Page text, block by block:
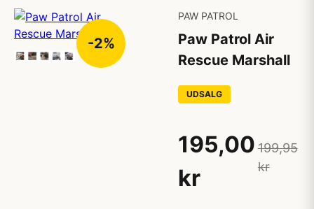
-2%
PAW PATROL
Paw Patrol Air
Rescue Marshall
UDSALG
195,00
kr
199,95
kr